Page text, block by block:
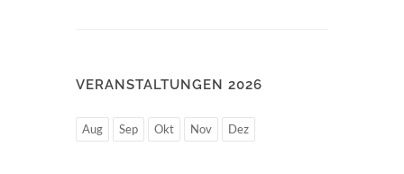
VERANSTALTUNGEN 2026
Aug Sep Okt Nov Dez